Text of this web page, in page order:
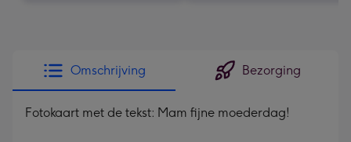
Omschrijving Bezorging
Fotokaart met de tekst: Mam fijne moederdag!